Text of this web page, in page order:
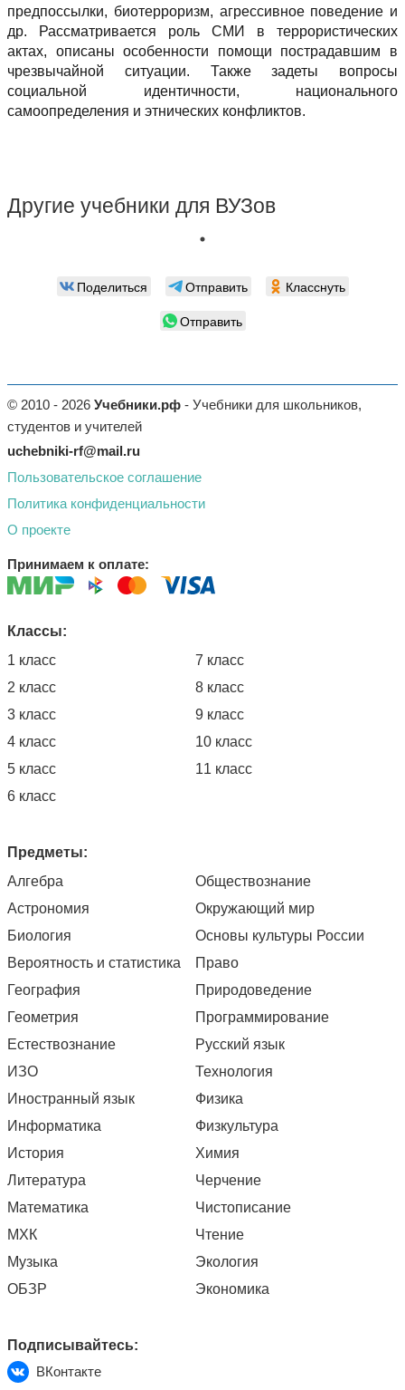
предпоссылки, биотерроризм, агрессивное поведение и
др. Рассматривается роль СМИ в террористических
актах, описаны особенности помощи пострадавшим в
чрезвычайной ситуации. Также задеты вопросы
социальной идентичности, национального
самоопределения и этнических конфликтов.
Другие учебники для ВУЗов
Поделиться Отправить
Класснуть
Отправить
© 2010 - 2026 Учебники.рф - Учебники для школьников,
студентов и учителей
uchebniki-rf@mail.ru
Пользовательское соглашение
Политика конфиденциальности
О проекте
Принимаем к оплате:
Классы:
1 класс
2 класс
3 класс
4 класс
5 класс
6 класс
7 класс
8 класс
9 класс
10 класс
11 класс
Предметы:
Алгебра
Астрономия
Биология
Вероятность и статистика
География
Геометрия
Естествознание
ИЗО
Иностранный язык
Информатика
История
Литература
Математика
МХК
Музыка
ОБЗР
Обществознание
Окружающий мир
Основы культуры России
Право
Природоведение
Программирование
Русский язык
Технология
Физика
Физкультура
Химия
Черчение
Чистописание
Чтение
Экология
Экономика
Подписывайтесь:
ВКонтакте